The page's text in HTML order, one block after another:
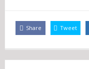
Share Tweet